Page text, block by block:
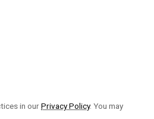
in ourPrivacy Policy. You may